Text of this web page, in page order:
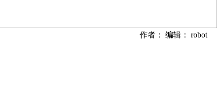
作者： 编辑： robot